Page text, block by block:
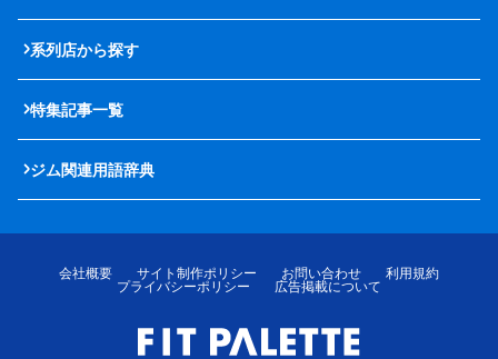
系列店から探す
特集記事一覧
ジム関連用語辞典
会社概要 サイト制作ポリシー お問い合わせ
利用規約
プライバシーポリシー
広告掲載について